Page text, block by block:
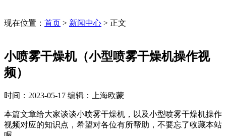
现在位置： 首页 > 新闻中心 > 正文
小喷雾干燥机（小型喷雾干燥机操作视
频）
时间：2023-05-17 编辑：上海欧蒙
本篇文章给大家谈谈小喷雾干燥机，以及小型喷雾干燥机操作
视频对应的知识点，希望对各位有所帮助，不要忘了收藏本站